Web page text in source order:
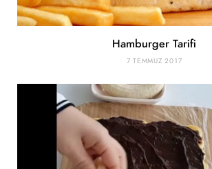
Hamburger Tarifi
7 TEMMUZ 2017